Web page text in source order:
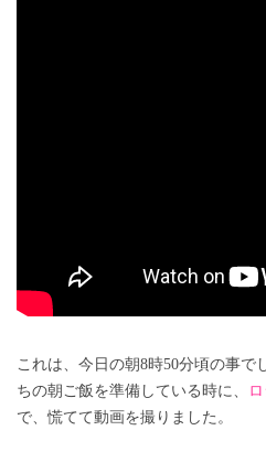
これは、今日の朝8時50分頃の事で
ちの朝ご飯を準備している時に、
で、慌てて動画を撮りました。